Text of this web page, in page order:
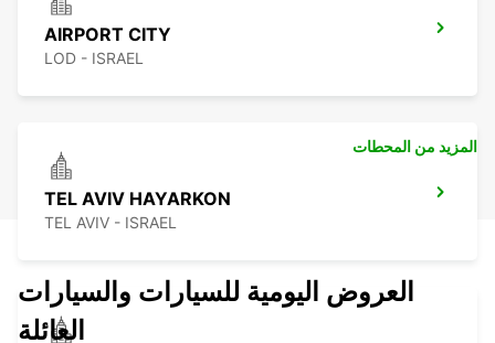
AIRPORT CITY
LOD - ISRAEL
TEL AVIV HAYARKON
TEL AVIV - ISRAEL
المزيد من المحطات
العروض اليومية للسيارات والسيارات
العائلة